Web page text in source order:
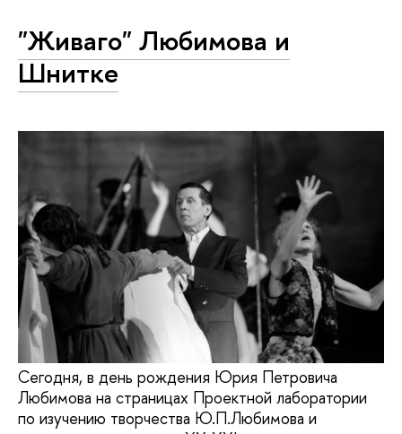
"Живаго" Любимова и
Шнитке
Сегодня, в день рождения Юрия Петровича
Любимова на страницах Проектной лаборатории
по изучению творчества Ю.П.Любимова и